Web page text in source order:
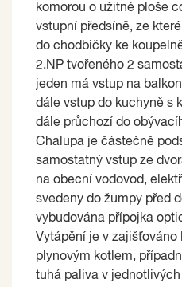
komorou o užitné ploše
vstupní předsíně, ze
do chodbičky ke
2.NP tvořeného 2
jeden má vstup na
dále vstup do kuchyně s
dále průchozí do
Chalupa je částečně
samostatný vstup ze
na obecní vodovod,
svedeny do žumpy před
vybudována přípojka
Vytápění je v zajišťováno
plynovým kotlem,
tuhá paliva v